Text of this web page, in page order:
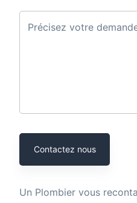
Précisez votre
Contactez nous
Un Plombier vous